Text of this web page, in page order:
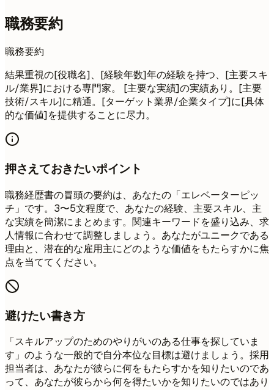
職務要約
職務要約
結果重視の[役職名]、[経験年数]年の経験を持つ、[主要スキ
ル/業界]における専門家。 [主要な実績]の実績あり。[主要
技術/スキル]に精通。[ターゲット業界/企業タイプ]に[具体
的な価値]を提供することに尽力。
押さえておきたいポイント
職務経歴書の冒頭の要約は、あなたの「エレベーターピッ
チ」です。3〜5文程度で、あなたの経験、主要スキル、主
な実績を簡潔にまとめます。関連キーワードを盛り込み、求
人情報に合わせて調整しましょう。あなたがユニークである
理由と、潜在的な雇用主にどのような価値をもたらすかに焦
点を当ててください。
避けたい書き方
「スキルアップのためのやりがいのある仕事を探していま
す」のような一般的で自分本位な目標は避けましょう。採用
担当者は、あなたが彼らに何をもたらすかを知りたいのであ
って、あなたが彼らから何を得たいかを知りたいのではあり